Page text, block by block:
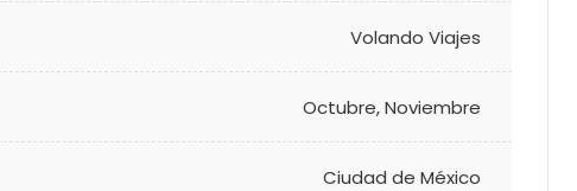
Volando Viajes
Octubre,Noviembre
Ciudad de México